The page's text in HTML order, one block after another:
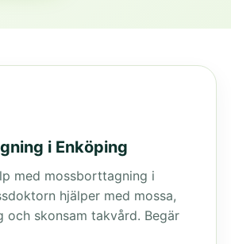
i Enköping
med mossborttagning i
hjälper med mossa,
och skonsam takvård. Begär